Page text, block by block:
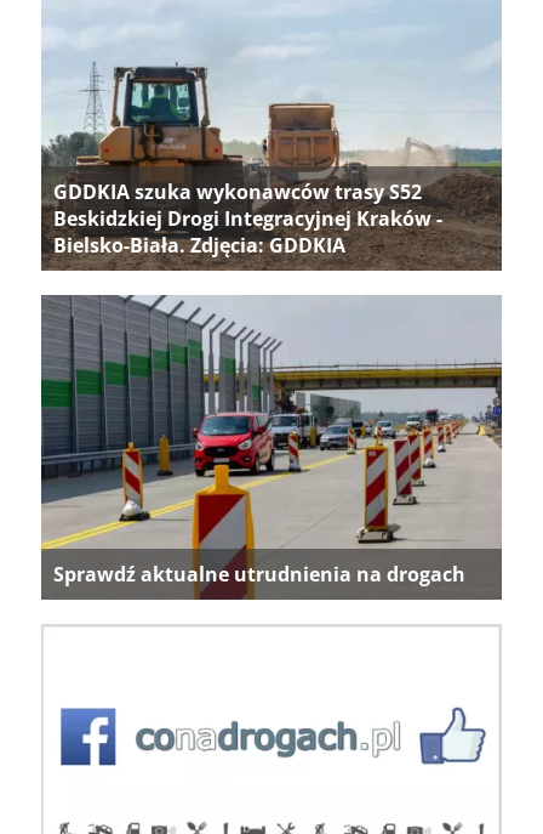
GDDKIA szuka wykonawców trasy S52
Beskidzkiej Drogi Integracyjnej Kraków -
Bielsko-Biała. Zdjęcia: GDDKIA
Sprawdź aktualne utrudnienia na drogach